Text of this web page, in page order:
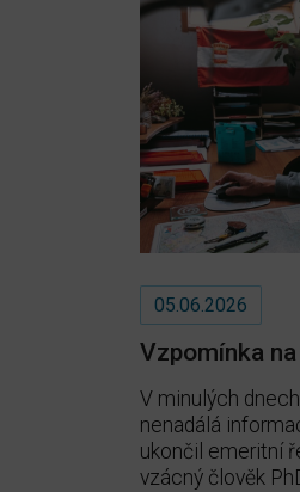
05.06.2026
Vzpomínka
V minulých
nenadálá
ukončil emeritní
vzácný člověk